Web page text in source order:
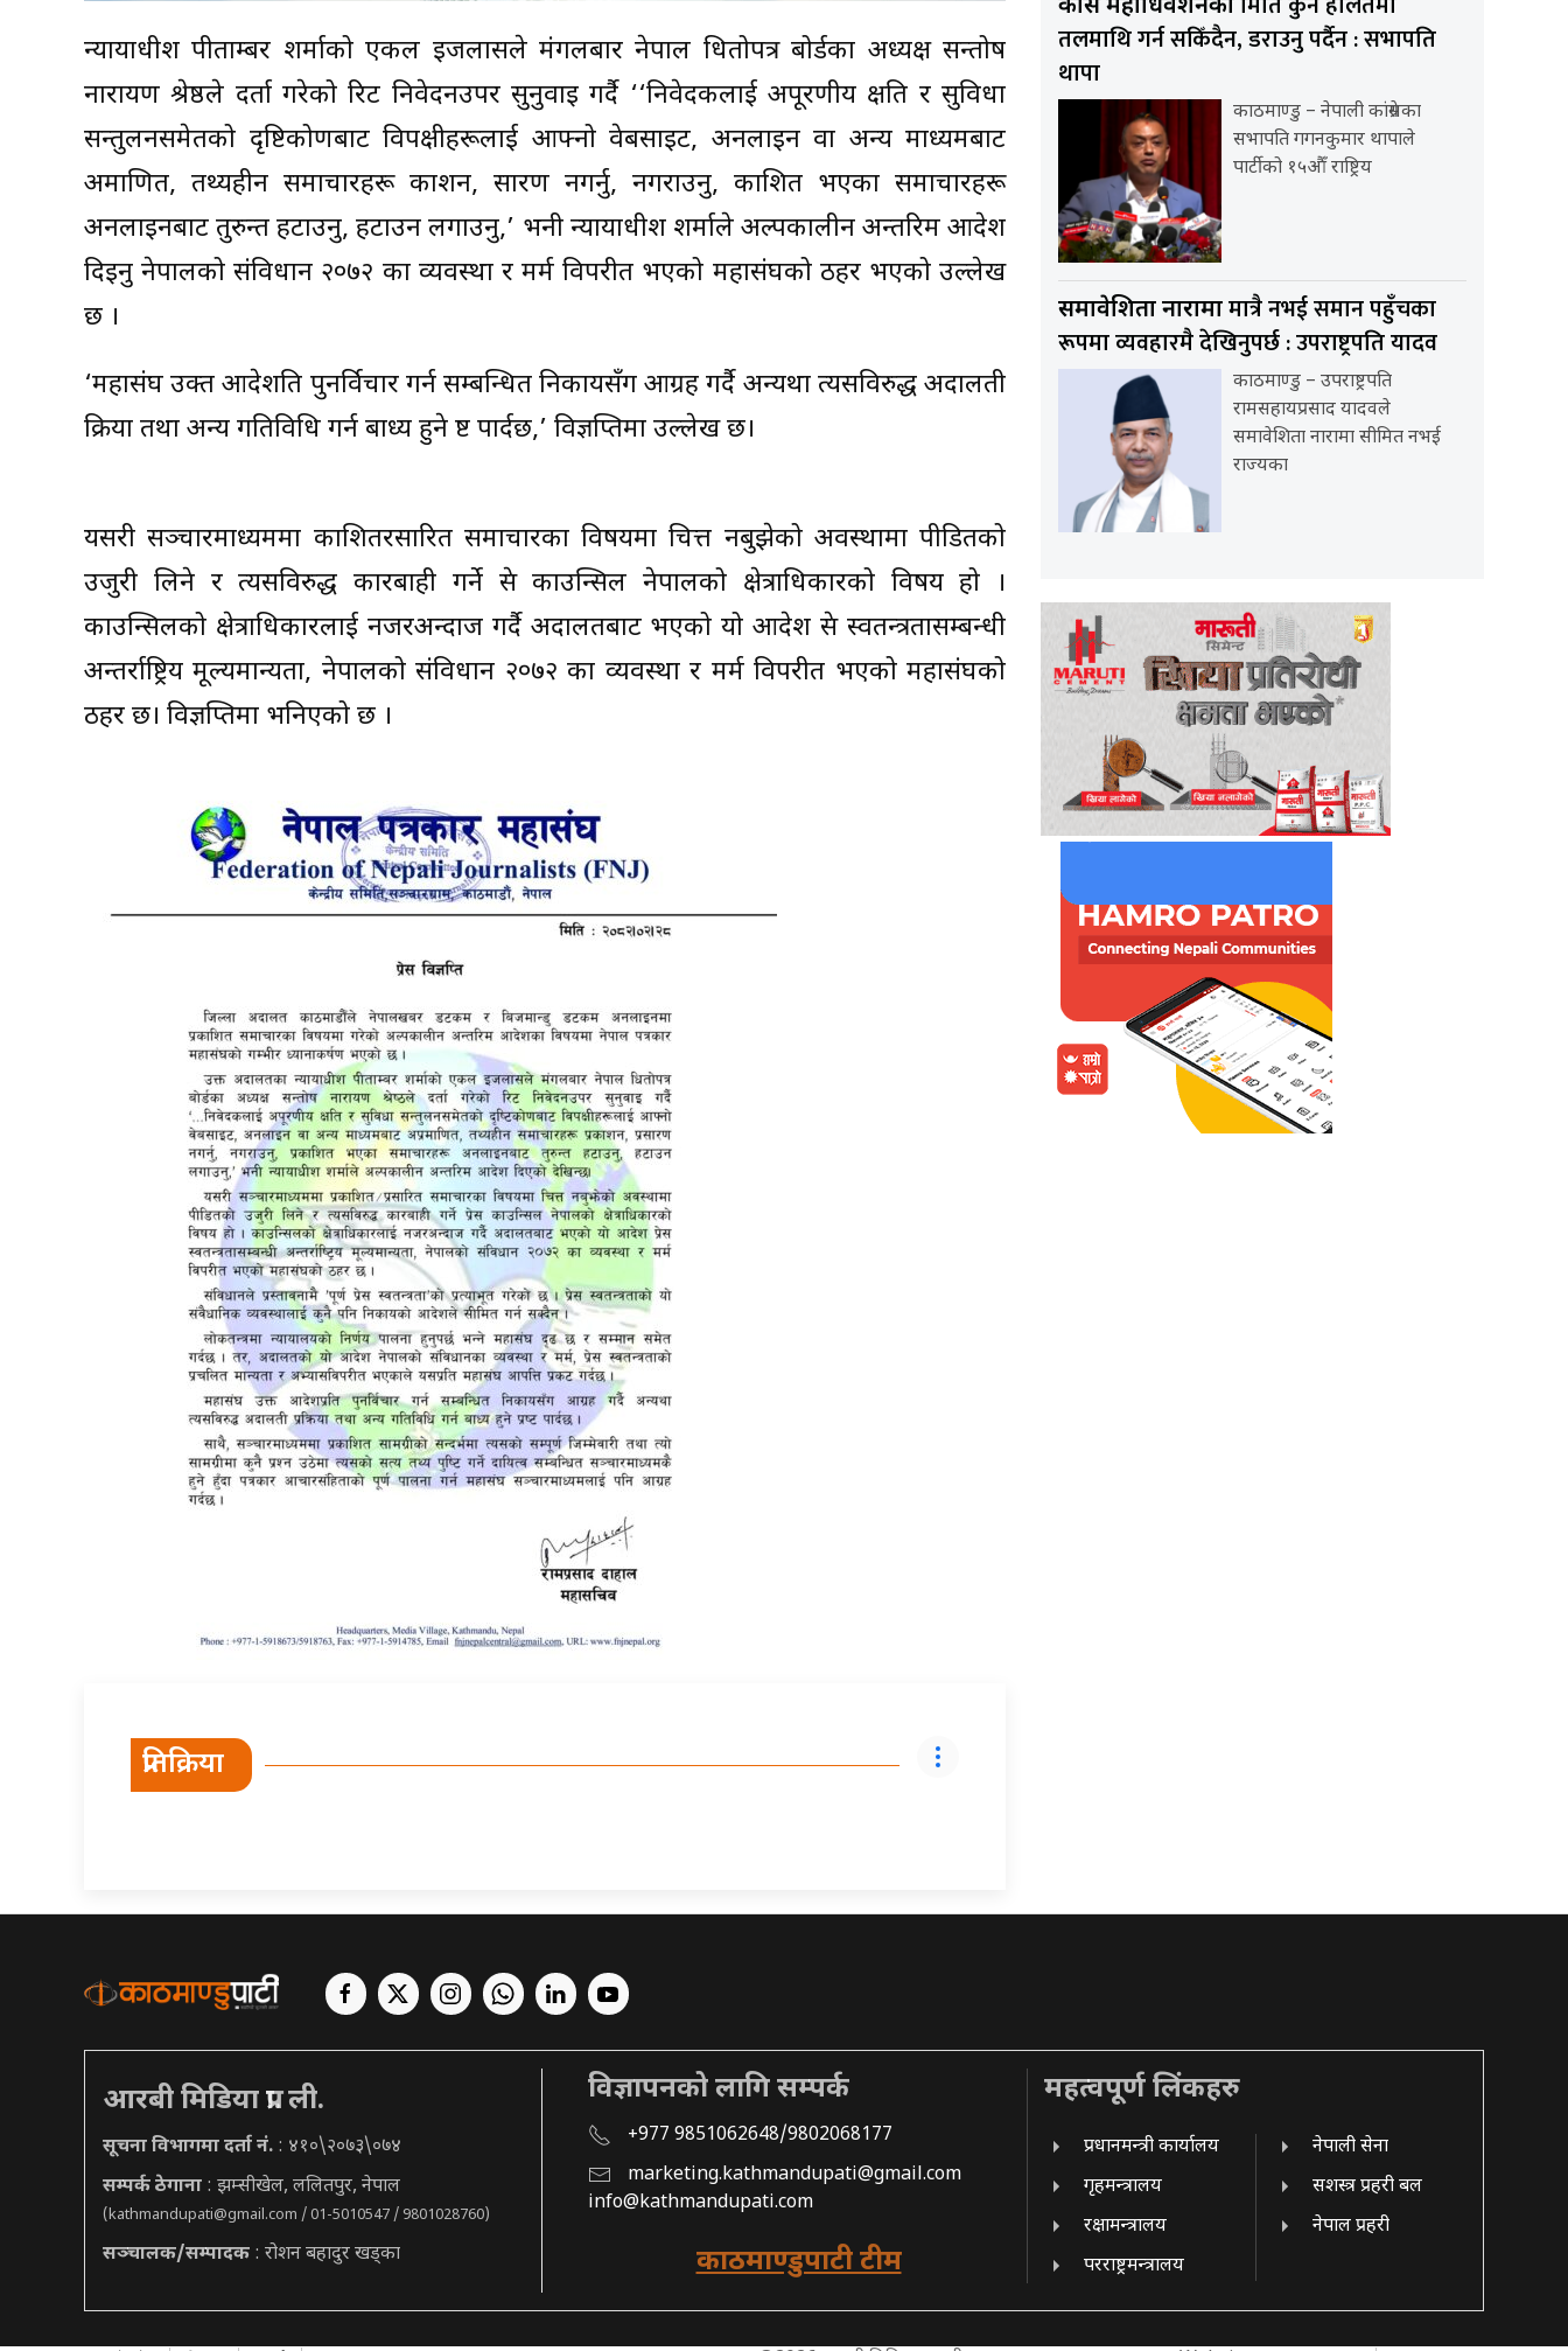
न्यायाधीश पीताम्बर शर्माको एकल इजलासले मंगलबार नेपाल धितोपत्र बोर्डका अध्यक्ष सन्तोष
नारायण श्रेष्ठले दर्ता गरेको रिट निवेदनउपर सुनुवाइ गर्दै ‘‘निवेदकलाई अपूरणीय क्षति र सुविधा
सन्तुलनसमेतको दृष्टिकोणबाट विपक्षीहरूलाई आफ्नो वेबसाइट, अनलाइन वा अन्य माध्यमबाट
अप्रमाणित, तथ्यहीन समाचारहरू प्रकाशन, प्रसारण नगर्नु, नगराउनु, प्रकाशित भएका समाचारहरू
अनलाइनबाट तुरुन्त हटाउनु, हटाउन लगाउनु,’ भनी न्यायाधीश शर्माले अल्पकालीन अन्तरिम आदेश
दिइनु नेपालको संविधान २०७२ का व्यवस्था र मर्म विपरीत भएको महासंघको ठहर भएको उल्लेख
छ ।
‘महासंघ उक्त आदेशप्रति पुनर्विचार गर्न सम्बन्धित निकायसँग आग्रह गर्दै अन्यथा त्यसविरुद्ध अदालती
प्रक्रिया तथा अन्य गतिविधि गर्न बाध्य हुने प्रष्ट पार्दछ,’ विज्ञप्तिमा उल्लेख छ।
यसरी सञ्चारमाध्यममा प्रकाशितरप्रसारित समाचारका विषयमा चित्त नबुझेको अवस्थामा पीडितको
उजुरी लिने र त्यसविरुद्ध कारबाही गर्ने प्रेस काउन्सिल नेपालको क्षेत्राधिकारको विषय हो ।
काउन्सिलको क्षेत्राधिकारलाई नजरअन्दाज गर्दै अदालतबाट भएको यो आदेश प्रेस स्वतन्त्रतासम्बन्धी
अन्तर्राष्ट्रिय मूल्यमान्यता, नेपालको संविधान २०७२ का व्यवस्था र मर्म विपरीत भएको महासंघको
ठहर छ। विज्ञप्तिमा भनिएको छ ।
प्रतिक्रिया
कांग्रेस महाधिवेशनको
तलमाथि गर्न सकिँदैन, डराउनु पर्दैन : सभापति
थापा
काठमाण्डु – नेपाली कांग्रेसका
सभापति गगनकुमार थापाले
पार्टीको १५औँ राष्ट्रिय
समावेशिता नारामामात्रै नभई समान पहुँचका
रूपमा व्यवहारमै देखिनुपर्छ : उपराष्ट्रपति यादव
काठमाण्डु – उपराष्ट्रपति
रामसहायप्रसाद यादवले
समावेशिता नारामा सीमित नभई
राज्यका
आरबी मिडिया प्रा. ली.
सूचना विभागमा दर्ता नं. : ४१०\२०७३\०७४
सम्पर्क ठेगाना : झम्सीखेल, ललितपुर, नेपाल
(kathmandupati@gmail.com / 01-5010547 / 9801028760)
सञ्चालक/सम्पादक : रोशन बहादुर खड्का
विज्ञापनको लागि सम्पर्क
+977 9851062648/9802068177
marketing.kathmandupati@gmail.com
info@kathmandupati.com
काठमाण्डुपाटी टीम
महत्वपूर्ण लिंकहरु
प्रधानमन्त्री कार्यालय
गृहमन्त्रालय
रक्षामन्त्रालय
परराष्ट्रमन्त्रालय
नेपाली सेना
सशस्त्र प्रहरी बल
नेपाल प्रहरी